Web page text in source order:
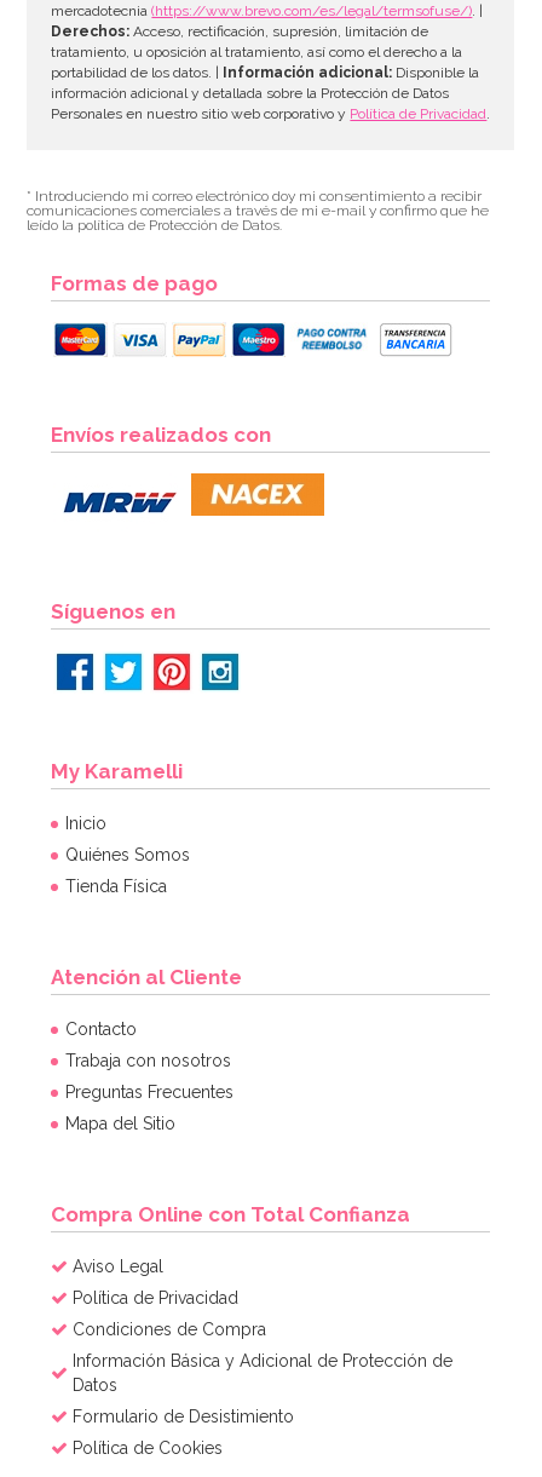
7,20€
mercadotecnia(https://www.brevo.com/es/legal/termsofuse/). |
Derechos: Acceso, rectificación, supresión, limitación de
tratamiento, u oposición al tratamiento, así como el derecho a la
portabilidad de los datos. |
Información adicional: Disponible la
información adicional y detallada sobre la Protección de Datos
Personales en nuestro sitio web corporativo y Política de Privacidad.
* Introduciendo mi correo electrónico doy mi consentimiento a recibir
comunicaciones comerciales a través de mi e-mail y confirmo que he
leído la política de Protección de Datos.
Formas de pago
Envíos realizados con
Síguenos en
My Karamelli
Inicio
Quiénes Somos
Tienda Física
Atención al Cliente
Contacto
Trabaja con nosotros
Preguntas Frecuentes
Mapa del Sitio
Compra Online con Total Confianza
Aviso Legal
Política de Privacidad
Condiciones de Compra
Información Básica y Adicional de Protección de
Datos
Formulario de Desistimiento
Política de Cookies